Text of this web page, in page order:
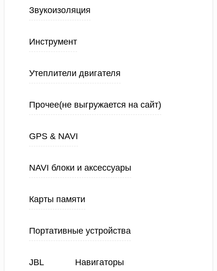
Звукоизоляция
Инструмент
Утеплители двигателя
Прочее(не выгружается на сайт)
GPS & NAVI
NAVI блоки и аксессуары
Карты памяти
Портативные устройства
JBL Навигаторы